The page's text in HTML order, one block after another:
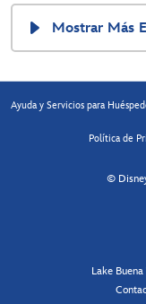
Mostrar Más
Ayuda y Servicios para
Política de
©
Lake